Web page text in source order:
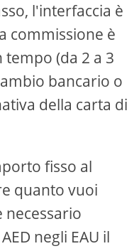
l'interfaccia è
commissione è
(da 2 a 3
bancario o
della carta di
fisso al
quanto vuoi
necessario
negli EAU il